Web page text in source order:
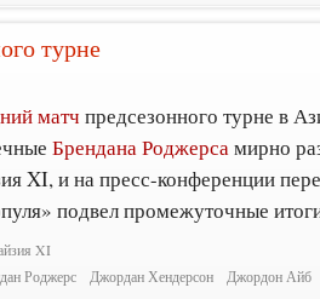
турне
матч предсезонного турне в
Брендана Роджерсамирно
XI, и на пресс-конференции
подвел промежуточные
XI
Роджерс
Джордан Хендерсон Джордон Айб